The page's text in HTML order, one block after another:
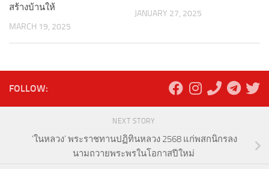
สร้างบ้านให้
MARCH 19, 2025
JANUARY 27, 2025
FOLLOW:
NEXT STORY
‘ในหลวง’ พระราชทานปฏิทินหลวง 2568 แก่พสกนิกรลง
นามถวายพระพรในโอกาสปีใหม่